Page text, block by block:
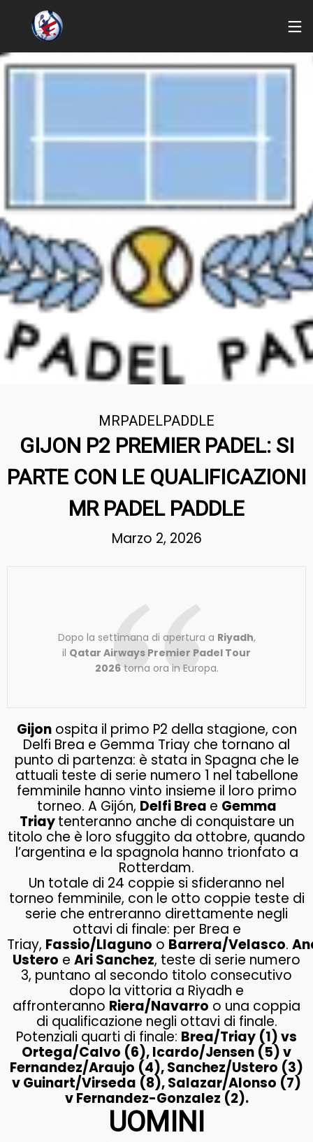
MRPADELPADDLE
GIJON P2 PREMIER PADEL: SI
PARTE CON LE QUALIFICAZIONI
MR PADEL PADDLE
Marzo 2, 2026
Dopo la settimana di apertura a Riyadh,
il Qatar Airways Premier Padel Tour
2026torna ora in Europa.
Gijonospita il primo P2 della stagione, con
Delfi Brea e Gemma Triay che tornano al
punto di partenza: è stata in Spagna che le
attuali teste di serie numero 1 nel tabellone
femminile hanno vinto insieme il loro primo
torneo. A Gijón, Delfi Brea e Gemma
Triaytenteranno anche di conquistare un
titolo che è loro sfuggito da ottobre, quando
l’argentina e la spagnola hanno trionfato a
Rotterdam.
Un totale di 24 coppie si sfideranno nel
torneo femminile, con le otto coppie teste di
serie che entreranno direttamente negli
ottavi di finale: per Brea e
Triay, Fassio/Llaguno o Barrera/Velasco.
Ustero e Ari Sanchez, teste di serie numero
3, puntano al secondo titolo consecutivo
dopo la vittoria a Riyadh e
affronteranno Riera/Navarro o una coppia
di qualificazione negli ottavi di finale.
Potenziali quarti di finale: Brea/Triay (1) vs
Ortega/Calvo (6), Icardo/Jensen (5) v
Fernandez/Araujo (4), Sanchez/Ustero (3)
v Guinart/Virseda (8), Salazar/Alonso (7)
v Fernandez-Gonzalez (2).
UOMINI